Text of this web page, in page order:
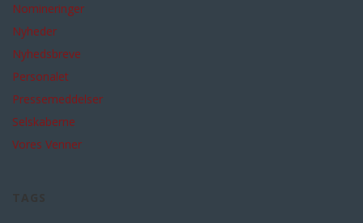
Nomineringer
Nyheder
Nyhedsbreve
Personalet
Pressemeddelser
Selskaberne
Vores Venner